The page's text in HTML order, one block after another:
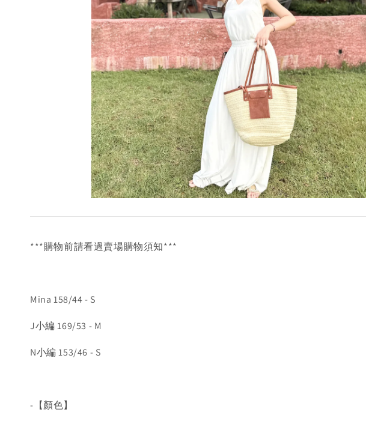
***購物前請看過賣場購物須知***
Mina 158/44 - S
J小編 169/53 - M
N小編 153/46 - S
-【顏色】